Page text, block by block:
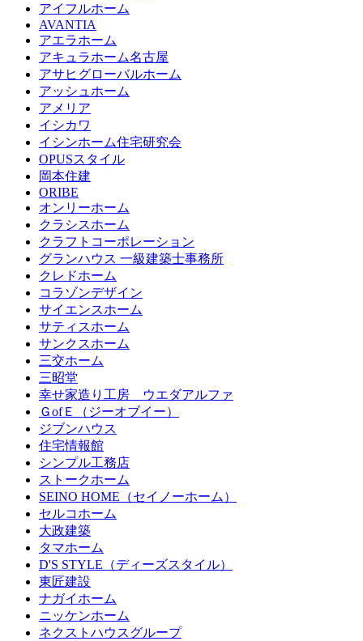
アイフルホーム
AVANTIA
アエラホーム
アキュラホーム名古屋
アサヒグローバルホーム
アッシュホーム
アメリア
イシカワ
イシンホーム住宅研究会
OPUSスタイル
岡本住建
ORIBE
オンリーホーム
クラシスホーム
クラフトコーポレーション
グランハウス 一級建築士事務所
クレドホーム
コラゾンデザイン
サイエンスホーム
サティスホーム
サンクスホーム
三交ホーム
三昭堂
幸せ家造り工房 ウエダアルファ
ＧofＥ（ジーオブイー）
ジブンハウス
住宅情報館
シンプル工務店
ストークホーム
SEINO HOME（セイノーホーム）
セルコホーム
大政建築
タマホーム
D'S STYLE（ディーズスタイル）
東匠建設
ナガイホーム
ニッケンホーム
ネクストハウスグループ